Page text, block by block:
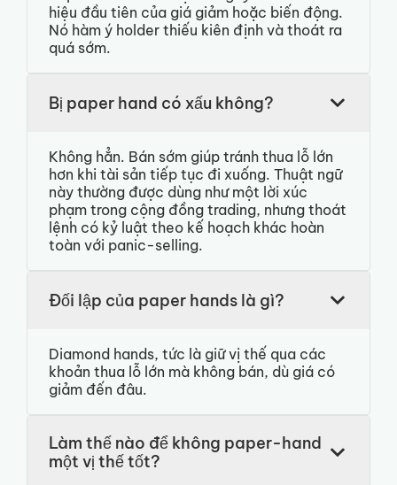
hiệu đầu tiên của giá giảm hoặc biến động.
Nó hàm ý holder thiếu kiên định và thoát ra
quá sớm.
Bị paper hand có xấu không?
Không hẳn. Bán sớm giúp tránh thua lỗ lớn
hơn khi tài sản tiếp tục đi xuống. Thuật ngữ
này thường được dùng như một lời xúc
phạm trong cộng đồng trading, nhưng thoát
lệnh có kỷ luật theo kế hoạch khác hoàn
toàn với panic-selling.
Đối lập của paper hands là gì?
Diamond hands, tức là giữ vị thế qua các
khoản thua lỗ lớn mà không bán, dù giá có
giảm đến đâu.
Làm thế nào để không paper-hand
một vị thế tốt?